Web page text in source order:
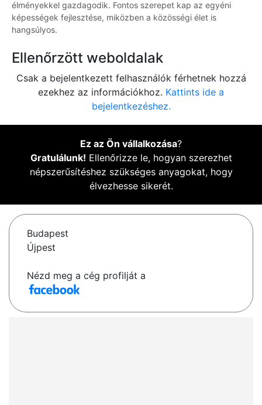
élményekkel gazdagodik. Fontos szerepet kap az egyéni
képességek fejlesztése, miközben a közösségi élet is
hangsúlyos.
Ellenőrzött weboldalak
Csak a bejelentkezett felhasználók férhetnek hozzá
ezekhez az információkhoz. Kattints ide a
bejelentkezéshez.
Ez az Ön vállalkozása?
Gratulálunk! Ellenőrizze le, hogyan szerezhet
népszerűsítéshez szükséges anyagokat, hogy
élvezhesse sikerét.
Budapest
Újpest
Nézd meg a cég profilját a